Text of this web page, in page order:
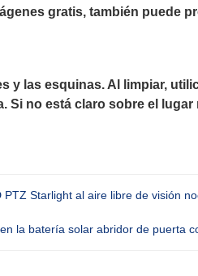
gratis, también puede
y las esquinas. Al limpiar,
Si no está claro sobre el
PTZ Starlight al aire libre de visión
la batería solar abridor de puerta